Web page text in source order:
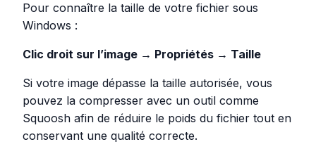
Pour connaître la taille de votre fichier sous
Windows :
Clic droit sur l’image → Propriétés → Taille
Si votre image dépasse la taille autorisée, vous
pouvez la compresser avec un outil comme
Squoosh afin de réduire le poids du fichier tout en
conservant une qualité correcte.